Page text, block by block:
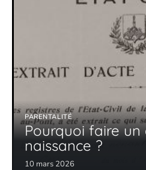
PARENTALITÉ
Pourquoi faire un
naissance ?
10 mars 2026